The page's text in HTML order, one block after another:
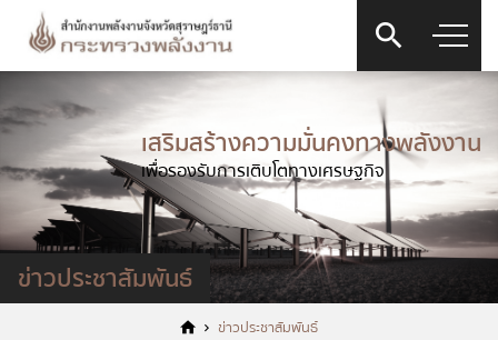
เสริมสร้างความมั่นคงทางพลังงาน
เพื่อรองรับการเติบโตทางเศรษฐกิจ
ข่าวประชาสัมพันธ์
ข่าวประชาสัมพันธ์